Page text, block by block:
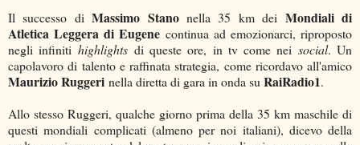
Il successo diMassimo Stanonella 35 km dei Mondiali di
Atletica Leggera di Eugene continua ad emozionarci, riproposto
negli infiniti highlightsdi queste ore, in tv come nei social. Un
capolavoro di talento e raffinata strategia, come ricordavo all'amico
Maurizio Ruggeri nella diretta di gara in onda su RaiRadio1.
Allo stesso Ruggeri, qualche giorno prima della 35 km maschile di
questi mondiali complicati (almeno per noi italiani), dicevo della